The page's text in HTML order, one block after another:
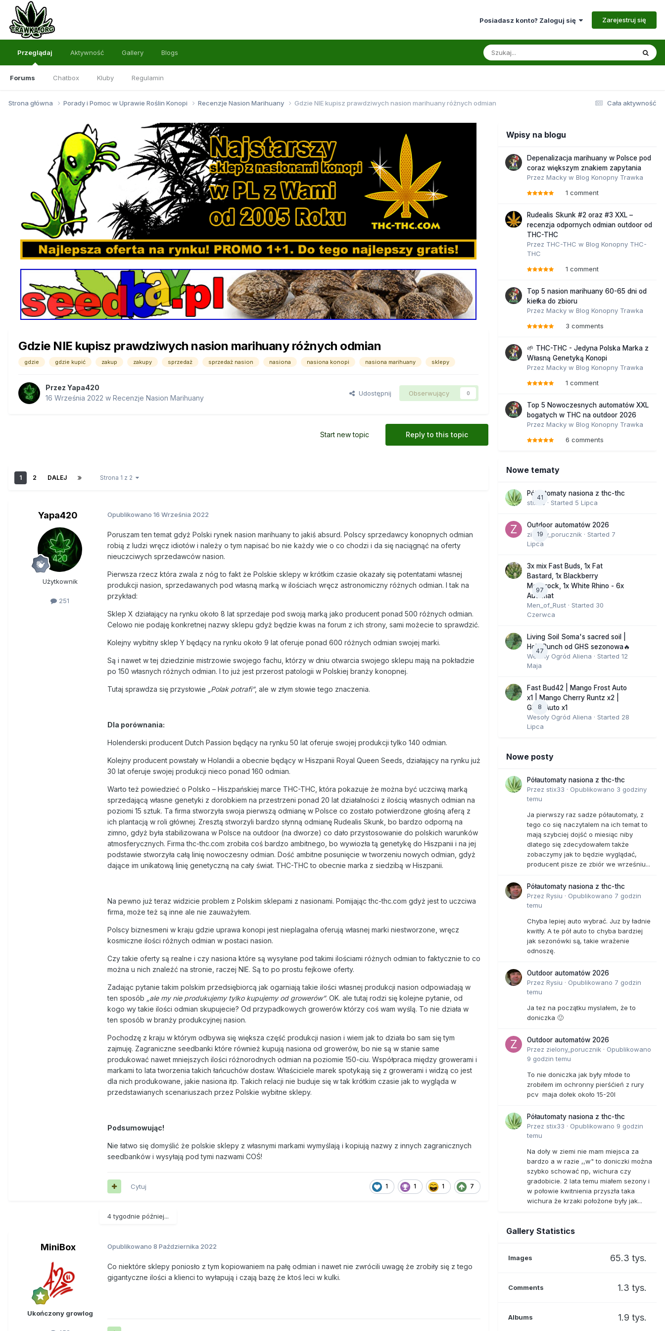
Posiadasz konto? Zaloguj się Zarejestruj się
Przeglądaj
Forums Chatbox Kluby Regulamin
Aktywność Gallery Blogs
Cała aktywność
Strona główna Porady i Pomoc w Uprawie Roślin Konopi Recenzje Nasion Marihuany Gdzie NIE kupisz prawdziwych nasion marihuany różnych odmian
Gdzie NIE kupisz prawdziwych nasion marihuany różnych odmian
gdzie gdzie kupić zakup zakupy sprzedaż sprzedaż nasion nasiona nasiona konopi nasiona marihuany sklepy
Przez Yapa420
16 Września 2022 w Recenzje Nasion Marihuany
Udostępnij Obserwujący 0
Reply to this topic
Start new topic
1 2 DALEJ Strona 1 z 2
Yapa420
Użytkownik
251
Opublikowano 16 Września 2022
Poruszam ten temat gdyż Polski rynek nasion marihuany to jakiś absurd. Polscy sprzedawcy konopnych odmian
robią z ludzi wręcz idiotów i należy o tym napisać bo nie każdy wie o co chodzi i da się naciągnąć na oferty
nieuczciwych sprzedawców nasion.
Pierwsza rzecz która zwala z nóg to fakt że Polskie sklepy w krótkim czasie okazały się potentatami własnej
produkcji nasion, sprzedawanych pod własną marką w ilościach wręcz astronomiczny różnych odmian. I tak na
przykład:
Sklep X działający na rynku około 8 lat sprzedaje pod swoją marką jako producent ponad 500 różnych odmian.
Celowo nie podaję konkretnej nazwy sklepu gdyż będzie kwas na forum z ich strony, sami możecie to sprawdzić.
Kolejny wybitny sklep Y będący na rynku około 9 lat oferuje ponad 600 różnych odmian swojej marki.
Są i nawet w tej dziedzinie mistrzowie swojego fachu, którzy w dniu otwarcia swojego sklepu mają na pokładzie
po 150 własnych różnych odmian. I to już jest przerost patologii w Polskiej branży konopnej.
Tutaj sprawdza się przysłowie „Polak potrafi”, ale w złym słowie tego znaczenia.
Dla porównania:
Holenderski producent Dutch Passion będący na rynku 50 lat oferuje swojej produkcji tylko 140 odmian.
Kolejny producent powstały w Holandii a obecnie będący w Hiszpanii Royal Queen Seeds, działający na rynku już
30 lat oferuje swojej produkcji nieco ponad 160 odmian.
Warto też powiedzieć o Polsko – Hiszpańskiej marce THC-THC, która pokazuje że można być uczciwą marką
sprzedającą własne genetyki z dorobkiem na przestrzeni ponad 20 lat działalności z ilością własnych odmian na
poziomi 15 sztuk. Ta firma stworzyła swoja pierwszą odmianę w Polsce co zostało potwierdzone głośną aferą z
ich plantacją w roli głównej. Zresztą stworzyli bardzo słynną odmianę Rudealis Skunk, bo bardzo odporną na
zimno, gdyż była stabilizowana w Polsce na outdoor (na dworze) co dało przystosowanie do polskich warunków
atmosferycznych. Firma thc-thc.com zrobiła coś bardzo ambitnego, bo wywiozła tą genetykę do Hiszpanii i na jej
podstawie stworzyła całą linię nowoczesny odmian. Dość ambitne posunięcie w tworzeniu nowych odmian, gdyż
dające im unikatową linię genetyczną na cały świat. THC-THC to obecnie marka z siedzibą w Hiszpanii.
Na pewno już teraz widzicie problem z Polskim sklepami z nasionami. Pomijając thc-thc.com gdyż jest to uczciwa
firma, może też są inne ale nie zauważyłem.
Polscy biznesmeni w kraju gdzie uprawa konopi jest nieplagalna oferują własnej marki niestworzone, wręcz
kosmiczne ilości różnych odmian w postaci nasion.
Czy takie oferty są realne i czy nasiona które są wysyłane pod takimi ilościami różnych odmian to faktycznie to co
można u nich znaleźć na stronie, raczej NIE. Są to po prostu fejkowe oferty.
Zadając pytanie takim polskim przedsiębiorcą jak ogarniają takie ilości własnej produkcji nasion odpowiadają w
ten sposób „ale my nie produkujemy tylko kupujemy od growerów”. OK. ale tutaj rodzi się kolejne pytanie, od
kogo wy takie ilości odmian skupujecie? Od przypadkowych growerów którzy coś wam wyślą. To nie działa w
ten sposób w branży produkcyjnej nasion.
Pochodzę z kraju w którym odbywa się większa część produkcji nasion i wiem jak to działa bo sam się tym
zajmuję. Zagraniczne seedbanki które również kupują nasiona od growerów, bo nie są w stanie same
produkować nawet mniejszych ilości różnorodnych odmian na poziomie 150-ciu. Współpraca między growerami i
markami to lata tworzenia takich łańcuchów dostaw. Właściciele marek spotykają się z growerami i widzą co jest
dla nich produkowane, jakie nasiona itp. Takich relacji nie buduje się w tak krótkim czasie jak to wygląda w
przedstawianych scenariuszach przez Polskie wybitne sklepy.
Podsumowując!
Nie łatwo się domyślić że polskie sklepy z własnymi markami wymyślają i kopiują nazwy z innych zagranicznych
seedbanków i wysyłają pod tymi nazwami COŚ!
1 1 1 7
Cytuj
4 tygodnie później...
MiniBox
Ukończony growlog
Opublikowano 8 Października 2022
Co niektóre sklepy poniosło z tym kopiowaniem na pałę odmian i nawet nie zwrócili uwagę że zrobiły się z tego
gigantyczne ilości a klienci to wyłapują i czają bazę że ktoś leci w kulki.
Wpisy na blogu
Depenalizacja marihuany w Polsce pod
coraz większym znakiem zapytania
Przez Macky w Blog Konopny Trawka
1 comment
Rudealis Skunk #2 oraz #3 XXL –
recenzja odpornych odmian outdoor od
THC-THC
Przez THC-THC w Blog Konopny THC-
THC
1 comment
Top 5 nasion marihuany 60-65 dni od
kiełka do zbioru
Przez Macky w Blog Konopny Trawka
3 comments
🌱 THC-THC - Jedyna Polska Marka z
Własną Genetyką Konopi
Przez Macky w Blog Konopny Trawka
1 comment
Top 5 Nowoczesnych automatów XXL
bogatych w THC na outdoor 2026
Przez Macky w Blog Konopny Trawka
6 comments
Nowe tematy
41
Półautomaty nasiona z thc-thc
stix33 · Started 5 Lipca
19
Outdoor automatów 2026
zielony_porucznik · Started 7
Lipca
97
3x mix Fast Buds, 1x Fat
Bastard, 1x Blackberry
Moonrock, 1x White Rhino - 6x
Automat
Men_of_Rust · Started 30
Czerwca
47
Living Soil Soma's sacred soil |
Holy Punch od GHS sezonowa🔥
Wesoły Ogród Aliena · Started 12
Maja
8
Fast Bud42 | Mango Frost Auto
x1 | Mango Cherry Runtz x2 |
GMO Auto x1
Wesoły Ogród Aliena · Started 28
Lipca
Nowe posty
Półautomaty nasiona z thc-thc
Przez stix33 · Opublikowano 3 godziny
temu
Ja pierwszy raz sadze półautomaty, z
tego co się naczytalem na ich temat to
mają szybciej dojść o miesiąc niby
dlatego się zdecydowałem także
zobaczymy jak to będzie wyglądać,
producent pisze ze zbiór we wrześniu...
Półautomaty nasiona z thc-thc
Przez Rysiu · Opublikowano 7 godzin
temu
Chyba lepiej auto wybrać. Juz by ładnie
kwitły. A te pół auto to chyba bardziej
jak sezonówki są, takie wrażenie
odnoszę.
Outdoor automatów 2026
Przez Rysiu · Opublikowano 7 godzin
temu
Ja tez na początku myslałem, że to
doniczka 🙂
Outdoor automatów 2026
Przez zielony_porucznik · Opublikowano
9 godzin temu
To nie doniczka jak były młode to
zrobiłem im ochronny pierśćień z rury
pcv maja dołek około 15-20l
Półautomaty nasiona z thc-thc
Przez stix33 · Opublikowano 9 godzin
temu
Na doły w ziemi nie mam miejsca za
bardzo a w razie ,,w" to doniczki można
szybko schować np, wichura czy
gradobicie. 2 lata temu miałem sezony i
w połowie kwitnienia przyszła taka
wichura że krzaki położone były jak...
Gallery Statistics
Images 65.3 tys.
Comments 1.3 tys.
Albums 1.9 tys.